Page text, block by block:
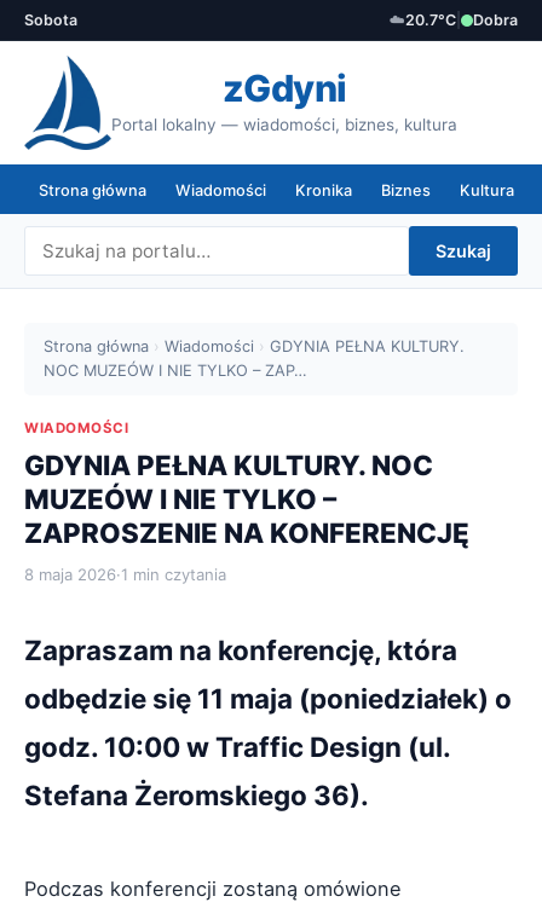
Sobota ☁️20.7°C Dobra
zGdyni
Portal lokalny — wiadomości, biznes, kultura
Strona główna Wiadomości Kronika Biznes Kultura
Szukaj
Strona główna › Wiadomości › GDYNIA PEŁNA KULTURY.
NOC MUZEÓW I NIE TYLKO – ZAP…
WIADOMOŚCI
GDYNIA PEŁNA KULTURY. NOC
MUZEÓW I NIE TYLKO –
ZAPROSZENIE NA KONFERENCJĘ
8 maja 2026·1 min czytania
Zapraszam na konferencję, która
odbędzie się 11 maja (poniedziałek) o
godz. 10:00 w Traffic Design (ul.
Stefana Żeromskiego 36).
Podczas konferencji zostaną omówione